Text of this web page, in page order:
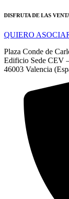
DISFRUTA DE LAS
QUIERO
Plaza Conde de
Edificio Sede CEV
46003 Valencia